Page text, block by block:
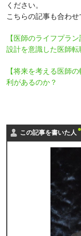
ください。
こちらの記事も合わせ
【医師のライフプラ
設計を意識した医師転
【将来を考える医師
利があるのか？
この記事を書いた人